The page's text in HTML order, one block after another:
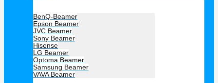
BenQ-Beamer
Epson Beamer
JVC Beamer
Sony Beamer
Hisense
LG Beamer
Optoma Beamer
Samsung Beamer
VAVA Beamer